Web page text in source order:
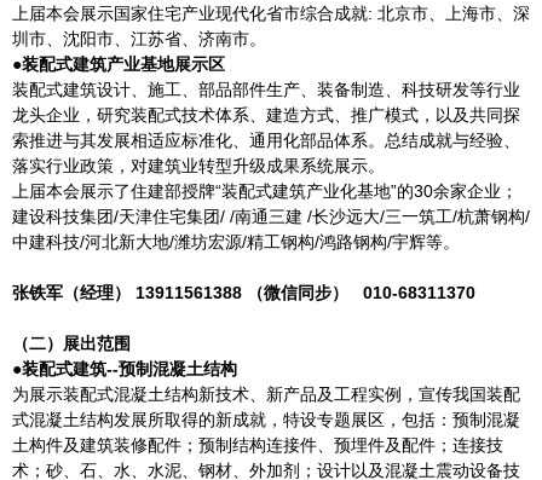
上届本会展示国家住宅产业现代化省市综合成就: 北京市、上海市、深
圳市、沈阳市、江苏省、济南市。
●装配式建筑产业基地展示区
装配式建筑设计、施工、部品部件生产、装备制造、科技研发等行业
龙头企业，研究装配式技术体系、建造方式、推广模式，以及共同探
索推进与其发展相适应标准化、通用化部品体系。总结成就与经验、
落实行业政策，对建筑业转型升级成果系统展示。
上届本会展示了住建部授牌“装配式建筑产业化基地”的30余家企业；
建设科技集团/天津住宅集团/ /南通三建 /长沙远大/三一筑工/杭萧钢构/
中建科技/河北新大地/潍坊宏源/精工钢构/鸿路钢构/宇辉等。
张铁军（经理） 13911561388 （微信同步） 010-68311370
（二）展出范围
●装配式建筑--预制混凝土结构
为展示装配式混凝土结构新技术、新产品及工程实例，宣传我国装配
式混凝土结构发展所取得的新成就，特设专题展区，包括：预制混凝
土构件及建筑装修配件；预制结构连接件、预埋件及配件；连接技
术；砂、石、水、水泥、钢材、外加剂；设计以及混凝土震动设备技